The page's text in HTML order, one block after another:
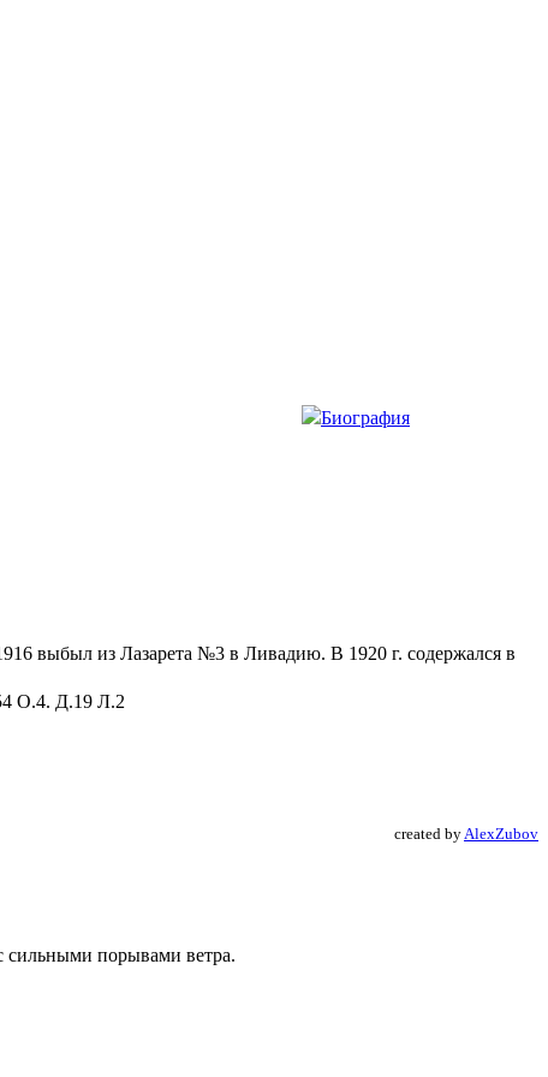
Биография
выбыл из Лазарета №3 в Ливадию. В 1920 г. содержался в
О.4. Д.19 Л.2
created byAlexZubov
сильными порывами ветра.